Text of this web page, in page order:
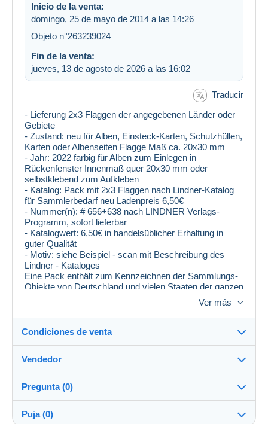
Inicio de la venta:
domingo, 25 de mayo de 2014 a las 14:26
Objeto n°263239024
Fin de la venta:
jueves, 13 de agosto de 2026 a las 16:02
Traducir
- Lieferung 2x3 Flaggen der angegebenen Länder oder
Gebiete
- Zustand: neu für Alben, Einsteck-Karten, Schutzhüllen,
Karten oder Albenseiten Flagge Maß ca. 20x30 mm
- Jahr: 2022 farbig für Alben zum Einlegen in
Rückenfenster Innenmaß quer 20x30 mm oder
selbstklebend zum Aufkleben
- Katalog: Pack mit 2x3 Flaggen nach Lindner-Katalog
für Sammlerbedarf neu Ladenpreis 6,50€
- Nummer(n): # 656+638 nach LINDNER Verlags-
Programm, sofort lieferbar
- Katalogwert: 6,50€ in handelsüblicher Erhaltung in
guter Qualität
- Motiv: siehe Beispiel - scan mit Beschreibung des
Lindner - Kataloges
Eine Pack enthält zum Kennzeichnen der Sammlungs-
Objekte von Deutschland und vielen Staaten der ganzen
standardisierten Maß. Sie bieten hier auf 2 gewünschte
Länder oder Gebiete. Der Katalog weist weiterhin hin auf
andere Flaggen, dann bitte unter der Bestell-Nummer
Großbritannien...#640 Liechtenstein...#673
Polen............#638 Spanien
#666 Äland....................#655 Europa..............#661
Guernsey....... ....#654 Luxemburg......#671
#632 Berlin....................#642 Färöer...............#664
Ver más
Condiciones de venta
Destino:
Ver la lista de países
Envío:
Envío después del pago
Vendedor
blocfan99%(25620x)
Pregunta (0)
Puja (0)